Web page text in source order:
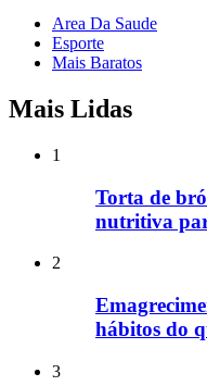
Area Da Saude
Esporte
Mais Baratos
Mais Lidas
1
Torta de
nutritiva
2
hábitos do
3